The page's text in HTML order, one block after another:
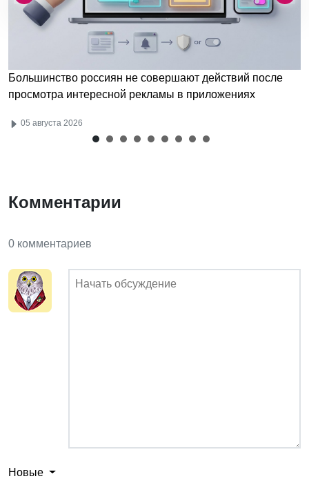
Большинство россиян не совершают действий после
просмотра интересной рекламы в приложениях
05 августа 2026
Комментарии
0 комментариев
Новые